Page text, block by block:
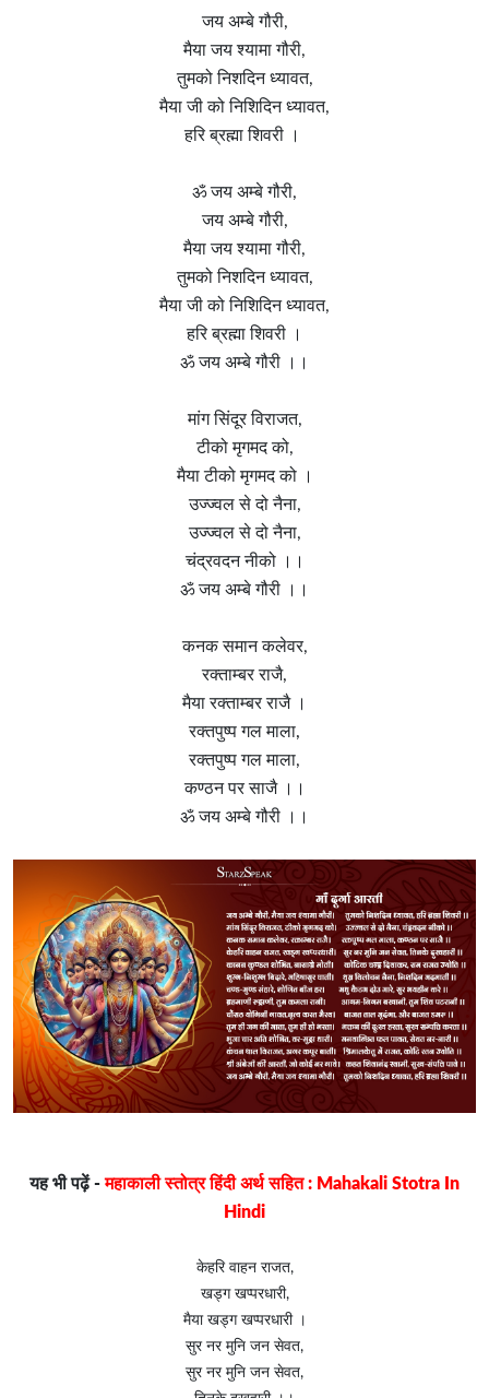
जय अम्बे गौरी,
मैया जय श्यामा गौरी,
तुमको निशदिन ध्यावत,
मैया जी को निशिदिन ध्यावत,
हरि ब्रह्मा शिवरी ।
ॐ जय अम्बे गौरी,
जय अम्बे गौरी,
मैया जय श्यामा गौरी,
तुमको निशदिन ध्यावत,
मैया जी को निशिदिन ध्यावत,
हरि ब्रह्मा शिवरी ।
ॐ जय अम्बे गौरी ।।
मांग सिंदूर विराजत,
टीको मृगमद को,
मैया टीको मृगमद को ।
उज्ज्वल से दो नैना,
उज्ज्वल से दो नैना,
चंद्रवदन नीको ।।
ॐ जय अम्बे गौरी ।।
कनक समान कलेवर,
रक्ताम्बर राजै,
मैया रक्ताम्बर राजै ।
रक्तपुष्प गल माला,
रक्तपुष्प गल माला,
कण्ठन पर साजै ।।
ॐ जय अम्बे गौरी ।।
यह भी पढ़ें -महाकाली स्तोत्र हिंदी अर्थ सहित : Mahakali Stotra In
Hindi
केहरि वाहन राजत,
खड्ग खप्परधारी,
मैया खड्ग खप्परधारी ।
सुर नर मुनि जन सेवत,
सुर नर मुनि जन सेवत,